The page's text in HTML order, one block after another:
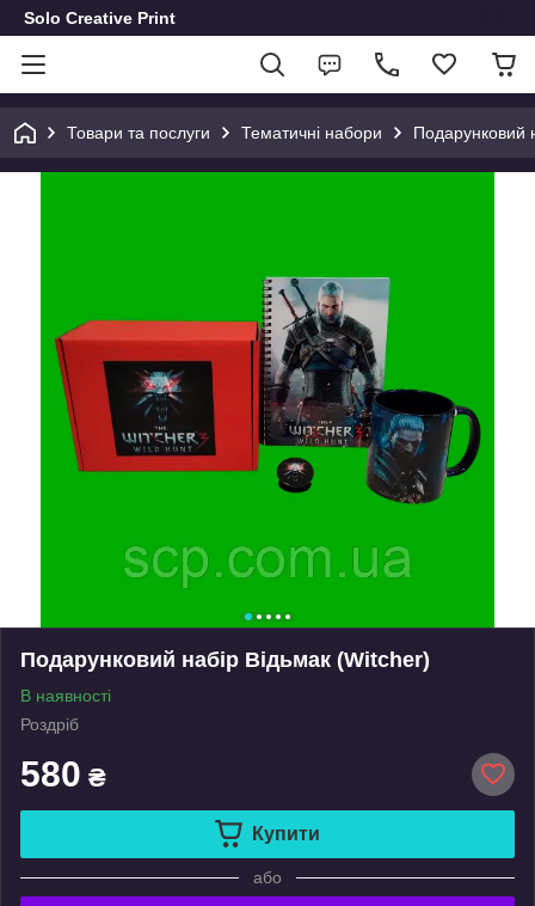
Solo Creative Print
Товари та послуги Тематичні набори Подарунковий
Подарунковий набір Відьмак (Witcher)
В наявності
Роздріб
580 ₴
Купити
або